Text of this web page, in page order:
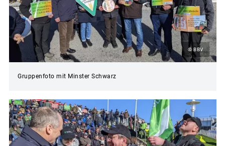
© BBV
Gruppenfoto mit Minster Schwarz